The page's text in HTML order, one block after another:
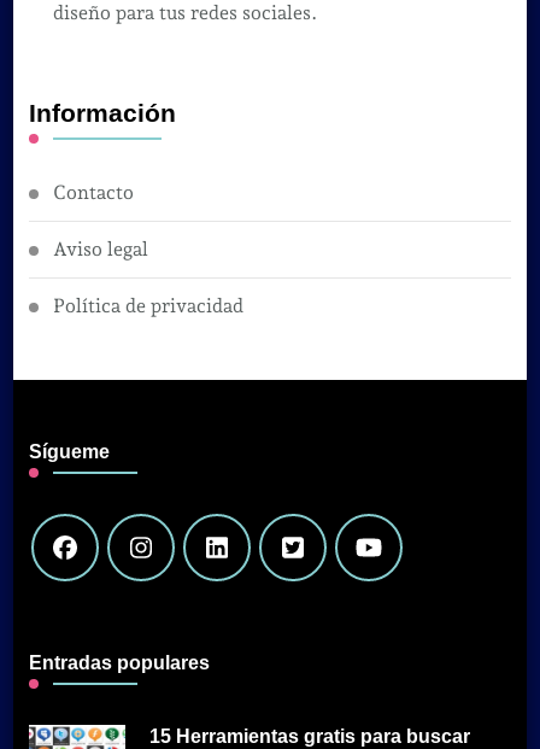
diseño para tus redes sociales.
Información
Contacto
Aviso legal
Política de privacidad
Sígueme
Entradas populares
15 Herramientas gratis para buscar